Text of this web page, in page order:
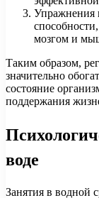
Упражнения
мозгом и
Таким образом,
значительно
состояние
поддержания
воде
Занятия в водной